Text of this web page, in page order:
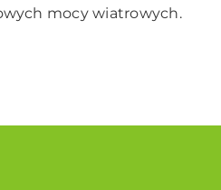
mocy wiatrowych.